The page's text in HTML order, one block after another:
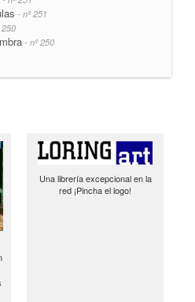
- nº 251
250
- nº 250
Una librería excepcional en la
red ¡Pincha el logo!